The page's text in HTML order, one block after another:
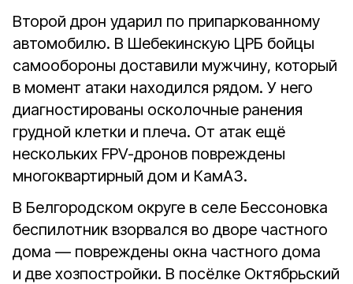
Второй дрон ударил по припаркованному
автомобилю. В Шебекинскую ЦРБ бойцы
самообороны доставили мужчину, который
в момент атаки находился рядом. У него
диагностированы осколочные ранения
грудной клетки и плеча. От атак ещё
нескольких FPV-дронов повреждены
многоквартирный дом и КамАЗ.
В Белгородском округе в селе Бессоновка
беспилотник взорвался во дворе частного
дома — повреждены окна частного дома
и две хозпостройки. В посёлке Октябрьский